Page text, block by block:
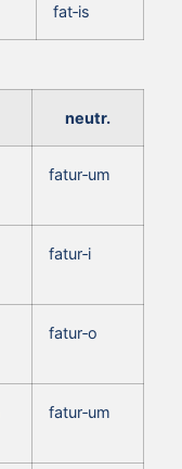
fat‑is
neutr.
fatur‑um
fatur‑i
fatur‑o
fatur‑um